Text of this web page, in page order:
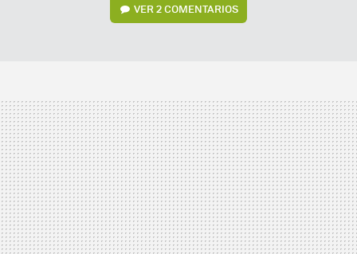
VER2 COMENTARIOS